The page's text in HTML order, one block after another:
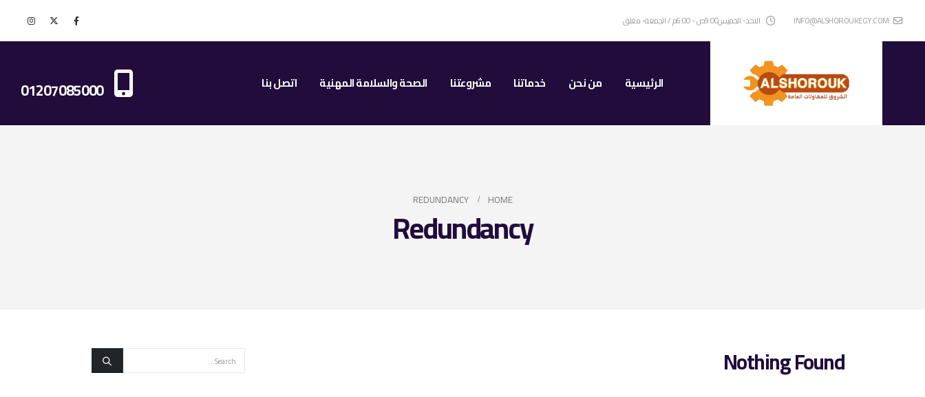
INFO@ALSHOROUKEGY.COM الاحد- الخميس9:00ص - 6:00م / الجمعة- مغلق
الرئيسية من نحن خدماتنا مشروعتنا الصحة والسلامة المهنية اتصل بنا 01207085000
HOME
REDUNDANCY
Redundancy
Nothing Found